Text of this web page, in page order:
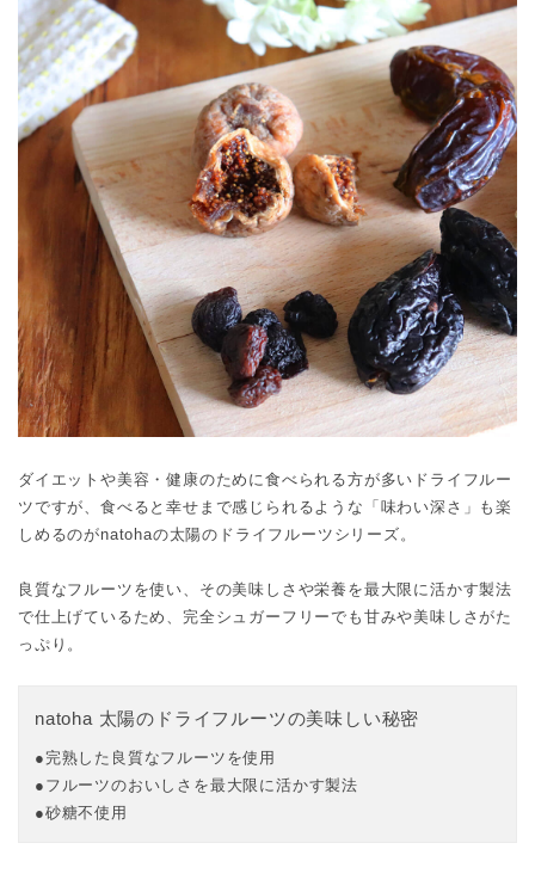
ダイエットや美容・健康のために食べられる方が多いドライフルー
ツですが、食べると幸せまで感じられるような「味わい深さ」も楽
しめるのがnatohaの太陽のドライフルーツシリーズ。
良質なフルーツを使い、その美味しさや栄養を最大限に活かす製法
で仕上げているため、完全シュガーフリーでも甘みや美味しさがた
っぷり。
natoha 太陽のドライフルーツの美味しい秘密
完熟した良質なフルーツを使用
フルーツのおいしさを最大限に活かす製法
砂糖不使用